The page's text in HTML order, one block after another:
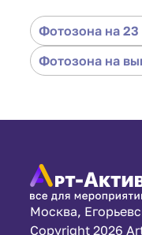
Фотозона на
Фотозона на
Москва,
Copyright 2026